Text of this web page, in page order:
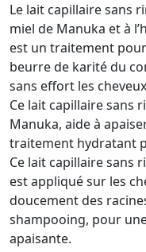
Le lait capillaire sans
miel de Manuka et à
est un traitement
beurre de karité du
sans effort les
Ce lait capillaire sans
Manuka, aide à
traitement hydratant
Ce lait capillaire sans
est appliqué sur les
doucement des
shampooing, pour
apaisante.